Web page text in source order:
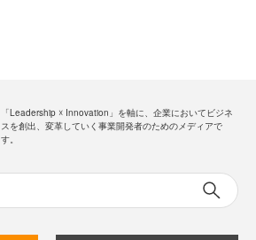
「Leadership ☓ Innovation」を軸に、企業においてビジネ
スを創出、変革していく事業開発者のためのメディアで
す。